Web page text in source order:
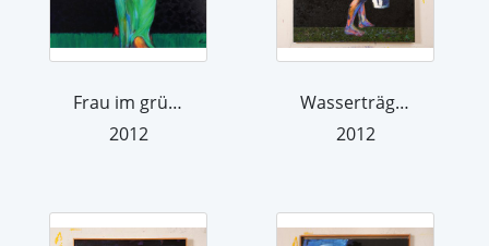
Frau im grünen Kleid
2012
Wasserträger
2012